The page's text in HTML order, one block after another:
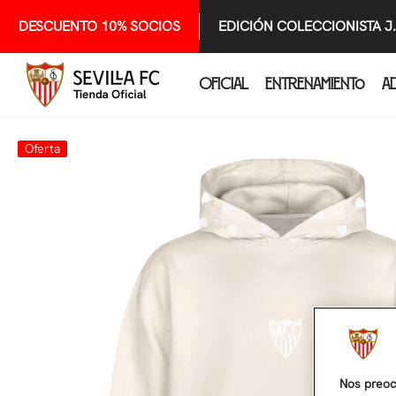
DESCUENTO 10% SOCIOS EDICIÓN COLECCIONISTA
OFICIAL ENTRENAMIENTO
Oferta
Nos